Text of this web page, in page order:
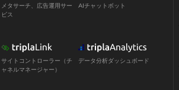
メタサーチ、広告運用サー
ビス
AIチャットボット
サイトコントローラー（チ
ャネルマネージャー）
データ分析ダッシュボード